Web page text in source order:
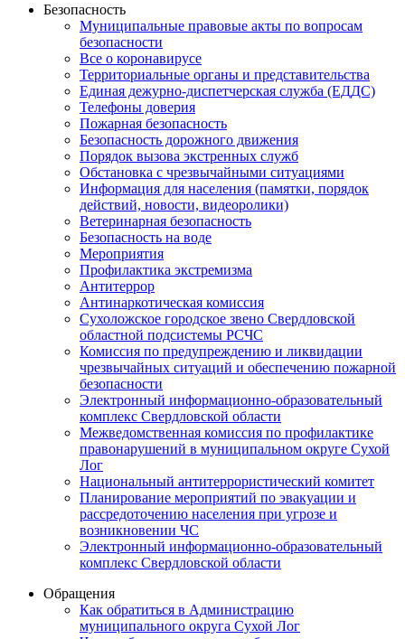
Безопасность
Муниципальные правовые акты по вопросам
безопасности
Все о коронавирусе
Территориальные органы и представительства
Единая дежурно-диспетчерская служба (ЕДДС)
Телефоны доверия
Пожарная безопасность
Безопасность дорожного движения
Порядок вызова экстренных служб
Обстановка с чрезвычайными ситуациями
Информация для населения (памятки, порядок
действий, новости, видеоролики)
Ветеринарная безопасность
Безопасность на воде
Мероприятия
Профилактика экстремизма
Антитеррор
Антинаркотическая комиссия
Сухоложское городское звено Свердловской
областной подсистемы РСЧС
Комиссия по предупреждению и ликвидации
чрезвычайных ситуаций и обеспечению пожарной
безопасности
Электронный информационно-образовательный
комплекс Cвердловской области
Межведомственная комиссия по профилактике
правонарушений в муниципальном округе Сухой
Лог
Национальный антитеррористический комитет
Планирование мероприятий по эвакуации и
рассредоточению населения при угрозе и
возникновении ЧС
Электронный информационно-образовательный
комплекс Свердловской области
Обращения
Как обратиться в Администрацию
муниципального округа Сухой Лог